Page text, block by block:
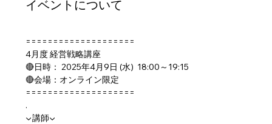
イベントについて
====================
4月度 経営戦略講座
🔴日時： 2025年4月9日 (水)  18:00～19:15
🔴会場：オンライン限定
====================
.
▼講師▼